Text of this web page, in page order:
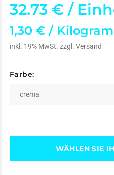
32.73 € /
1,30 € /
inkl. 19% MwSt. zzgl. Versand
Farbe:
WÄHLEN SIE